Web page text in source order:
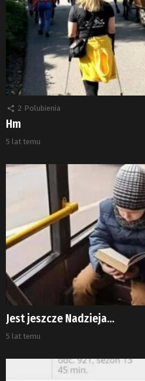
2 Polubienia
Hm
5 lat temu
Jest jeszcze Nadzieja…
5 lat temu